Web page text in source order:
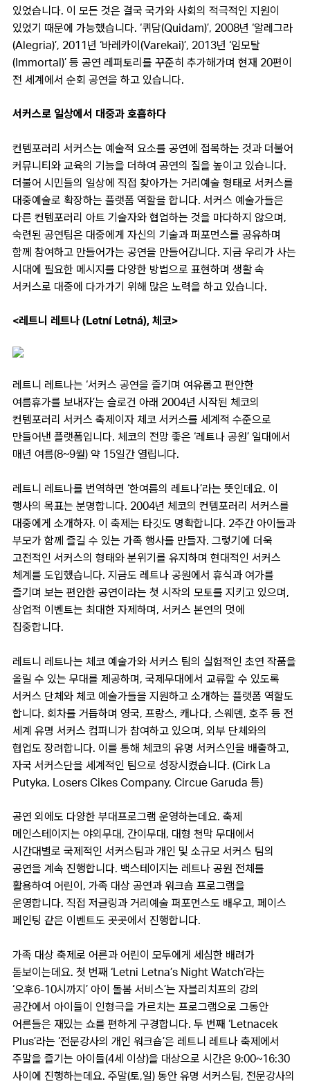
있었습니다. 이 모든 것은 결국 국가와 사회의 적극적인 지원이
있었기 때문에 가능했습니다. ‘퀴담(Quidam)’, 2008년 ‘알레그라
(Alegria)’, 2011년 ‘바레카이(Varekai)’, 2013년 ‘임모탈
(Immortal)’ 등 공연 레퍼토리를 꾸준히 추가해가며 현재 20편이
전 세계에서 순회 공연을 하고 있습니다.
서커스로 일상에서 대중과 호흡하다
컨템포러리 서커스는 예술적 요소를 공연에 접목하는 것과 더불어
커뮤니티와 교육의 기능을 더하여 공연의 질을 높이고 있습니다.
더불어 시민들의 일상에 직접 찾아가는 거리예술 형태로 서커스를
대중예술로 확장하는 플랫폼 역할을 합니다. 서커스 예술가들은
다른 컨템포러리 아트 기술자와 협업하는 것을 마다하지 않으며,
숙련된 공연팀은 대중에게 자신의 기술과 퍼포먼스를 공유하며
함께 참여하고 만들어가는 공연을 만들어갑니다. 지금 우리가 사는
시대에 필요한 메시지를 다양한 방법으로 표현하며 생활 속
서커스로 대중에 다가가기 위해 많은 노력을 하고 있습니다.
<레트니 레트나 (Letní Letná), 체코>
레트니 레트나는 ‘서커스 공연을 즐기며 여유롭고 편안한
여름휴가를 보내자’는 슬로건 아래 2004년 시작된 체코의
컨템포러리 서커스 축제이자 체코 서커스를 세계적 수준으로
만들어낸 플랫폼입니다. 체코의 전망 좋은 ‘레트나 공원’ 일대에서
매년 여름(8~9월) 약 15일간 열립니다.
레트니 레트나를 번역하면 ‘한여름의 레트나’라는 뜻인데요. 이
행사의 목표는 분명합니다. 2004년 체코의 컨템포러리 서커스를
대중에게 소개하자. 이 축제는 타깃도 명확합니다. 2주간 아이들과
부모가 함께 즐길 수 있는 가족 행사를 만들자. 그렇기에 더욱
고전적인 서커스의 형태와 분위기를 유지하며 현대적인 서커스
체계를 도입했습니다. 지금도 레트나 공원에서 휴식과 여가를
즐기며 보는 편안한 공연이라는 첫 시작의 모토를 지키고 있으며,
상업적 이벤트는 최대한 자제하며, 서커스 본연의 멋에
집중합니다.
레트니 레트나는 체코 예술가와 서커스 팀의 실험적인 초연 작품을
올릴 수 있는 무대를 제공하며, 국제무대에서 교류할 수 있도록
서커스 단체와 체코 예술가들을 지원하고 소개하는 플랫폼 역할도
합니다. 회차를 거듭하며 영국, 프랑스, 캐나다, 스웨덴, 호주 등 전
세계 유명 서커스 컴퍼니가 참여하고 있으며, 외부 단체와의
협업도 장려합니다. 이를 통해 체코의 유명 서커스인을 배출하고,
자국 서커스단을 세계적인 팀으로 성장시켰습니다. (Cirk La
Putyka, Losers Cikes Company, Circue Garuda 등)
공연 외에도 다양한 부대프로그램 운영하는데요. 축제
메인스테이지는 야외무대, 간이무대, 대형 천막 무대에서
시간대별로 국제적인 서커스팀과 개인 및 소규모 서커스 팀의
공연을 계속 진행합니다. 백스테이지는 레트나 공원 전체를
활용하여 어린이, 가족 대상 공연과 워크숍 프로그램을
운영합니다. 직접 저글링과 거리예술 퍼포먼스도 배우고, 페이스
페인팅 같은 이벤트도 곳곳에서 진행합니다.
가족 대상 축제로 어른과 어린이 모두에게 세심한 배려가
돋보이는데요. 첫 번째 ‘Letni Letna’s Night Watch’라는
‘오후6-10시까지’ 아이 돌봄 서비스’는 자블리치프의 강의
공간에서 아이들이 인형극을 가르치는 프로그램으로 그동안
어른들은 재밌는 쇼를 편하게 구경합니다. 두 번째 ‘Letnacek
Plus’라는 ‘전문강사의 개인 워크숍’은 레트니 레트나 축제에서
주말을 즐기는 아이들(4세 이상)을 대상으로 시간은 9:00~16:30
사이에 진행하는데요. 주말(토,일) 동안 유명 서커스팀, 전문강사의